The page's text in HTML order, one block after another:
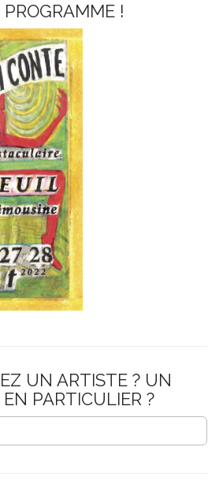
!
UN ARTISTE ? UN
PARTICULIER ?